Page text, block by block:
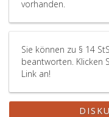
vorhanden.
Sie können zu § 14
beantworten. Klicken
Link an!